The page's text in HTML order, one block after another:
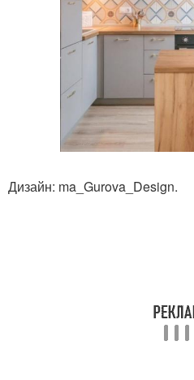
Дизайн: ma_Gurova_Design.